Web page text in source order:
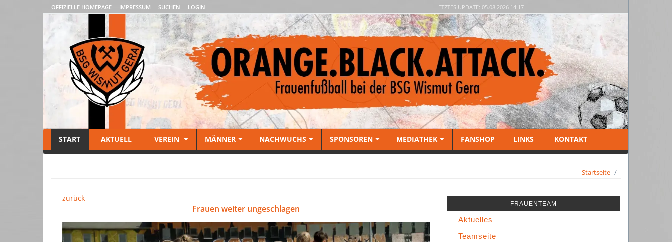
OFFIZIELLE HOMEPAGE IMPRESSUM SUCHEN LOGIN LETZTES UPDATE: 05.08.2026 14:17
START AKTUELL VEREIN MÄNNER NACHWUCHS SPONSOREN MEDIATHEK FANSHOP LINKS KONTAKT
Startseite
zurück
Frauen weiter ungeschlagen FRAUENTEAM
Aktuelles
Teamseite